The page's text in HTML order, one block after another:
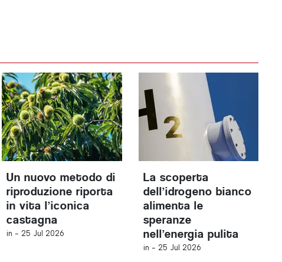
Un nuovo metodo di
riproduzione riporta
in vita l’iconica
castagna
in - 25 Jul 2026
La scoperta
dell’idrogeno bianco
alimenta le
speranze
nell’energia pulita
in - 25 Jul 2026